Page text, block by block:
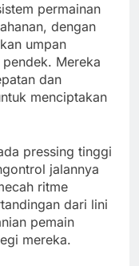
permainan
dengan
umpan
Mereka
dan
menciptakan
pressing tinggi
jalannya
ritme
dari lini
pemain
mereka.